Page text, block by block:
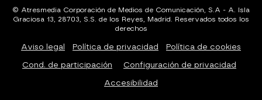
© Atresmedia Corporación de Medios de Comunicación, S.A - A. Isla
Graciosa 13, 28703, S.S. de los Reyes, Madrid. Reservados todos los
derechos
Aviso legal Política de privacidad Política de cookies
Cond. de participación Configuración de privacidad
Accesibilidad